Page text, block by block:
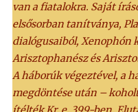
van a fiatalokra. Saját
elsősorban tanítványa,
dialógusaiból, Xenophón
Arisztophanész és
A háborúk végeztével, a
megdöntése után –